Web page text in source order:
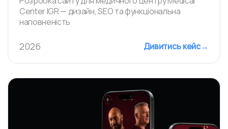
Center IGR — дизайн, SEO та функціональна
наповненість
2026 Дивитись кейс→